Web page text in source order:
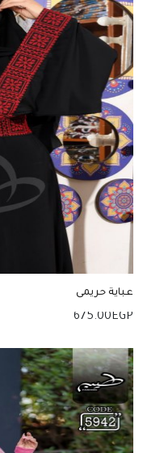
عباية حريمى
675.00EGP